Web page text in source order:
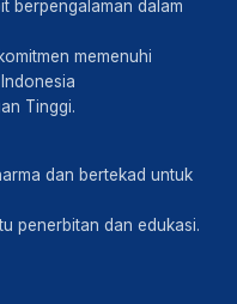
berpengalaman dalam
memenuhi
Tinggi.
dan bertekad untuk
penerbitan dan edukasi.